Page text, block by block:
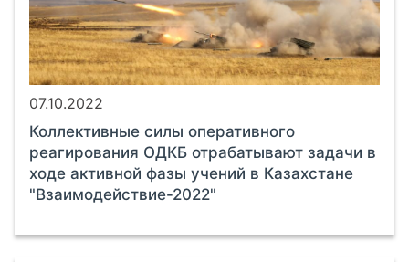
07.10.2022
Коллективные силы оперативного
реагирования ОДКБ отрабатывают задачи в
ходе активной фазы учений в Казахстане
"Взаимодействие-2022"